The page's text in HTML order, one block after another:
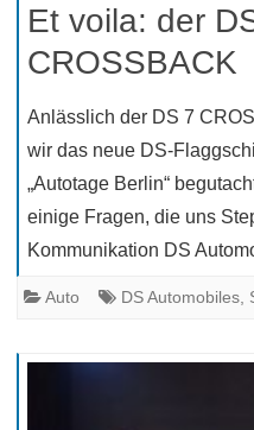
Et voila: der
CROSSBACK
Anlässlich der DS 7
wir das neue DS-
„Autotage Berlin“
einige Fragen, die uns
Kommunikation DS
Auto DS Automobiles